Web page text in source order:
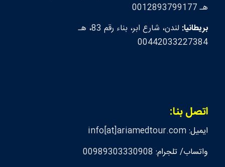
هـ 0012893799177
بريطانيا:
لندن، شارع ابر، بناء رقم 83، هـ
00442033227384
اتصل بنا:
ايميل:info[at]ariamedtour.com
واتساب/ تلجرام: 00989303330908